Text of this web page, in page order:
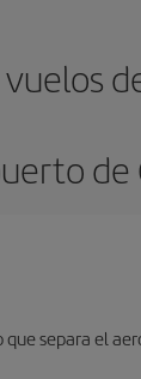
de
separa el